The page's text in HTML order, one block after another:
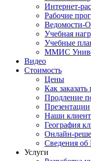
Интернет-
Рабочие
Ведомости-
Учебная
Учебные
ММИС
Видео
Стоимость
Цены
Как
Продление
Презентации
Наши
География
Онлайн-
Сведения об
Услуги